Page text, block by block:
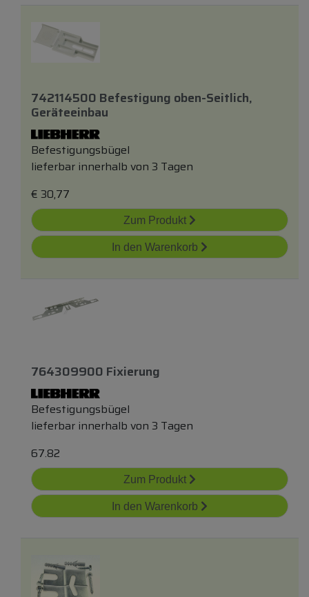
742114500 Befestigung oben-seitlich,
Geräteeinbau
Befestigungsbügel
lieferbar innerhalb von 3 Tagen
€ 30,77
Zum Produkt
In den Warenkorb
764309900 Fixierung
Befestigungsbügel
lieferbar innerhalb von 3 Tagen
67.82
Zum Produkt
In den Warenkorb